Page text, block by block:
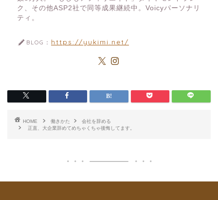
ク、その他ASP2社で同等成果継続中。Voicyパーソナリ
ティ。
BLOG： https://yukimi.net/
HOME 働きかた
会社を辞める
正直、大企業辞めてめちゃくちゃ後悔してます。